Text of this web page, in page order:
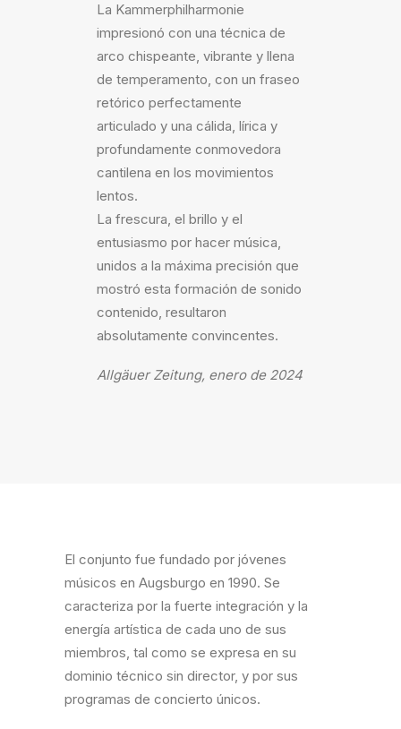
La Kammerphilharmonie
impresionó con una técnica de
arco chispeante, vibrante y llena
de temperamento, con un fraseo
retórico perfectamente
articulado y una cálida, lírica y
profundamente conmovedora
cantilena en los movimientos
lentos.
La frescura, el brillo y el
entusiasmo por hacer música,
unidos a la máxima precisión que
mostró esta formación de sonido
contenido, resultaron
absolutamente convincentes.
Allgäuer Zeitung, enero de 2024
El conjunto fue fundado por jóvenes
músicos en Augsburgo en 1990. Se
caracteriza por la fuerte integración y la
energía artística de cada uno de sus
miembros, tal como se expresa en su
dominio técnico sin director, y por sus
programas de concierto únicos.